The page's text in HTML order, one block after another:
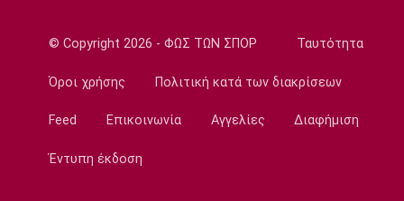
Ευρωπαϊκό Πρωτάθλημα Νέων Γυναικών:
08:50
Χάντμπολ
επίπεδο»
© Copyright 2026 - ΦΩΣ ΤΩΝ ΣΠΟΡ Ταυτότητα
Όροι χρήσης Πολιτική κατά των διακρίσεων
Feed Επικοινωνία Αγγελίες Διαφήμιση
Έντυπη έκδοση